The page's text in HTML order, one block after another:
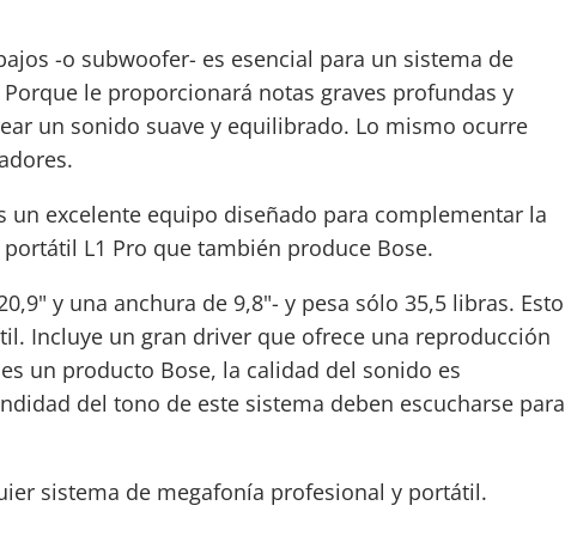
-o subwoofer- es esencial para un sistema de
le proporcionará notas graves profundas y
un sonido suave y equilibrado. Lo mismo ocurre
un excelente equipo diseñado para complementar la
portátil L1 Pro que también produce Bose.
y una anchura de 9,8"- y pesa sólo 35,5 libras. Esto
Incluye un gran driver que ofrece una reproducción
un producto Bose, la calidad del sonido es
del tono de este sistema deben escucharse para
sistema de megafonía profesional y portátil.